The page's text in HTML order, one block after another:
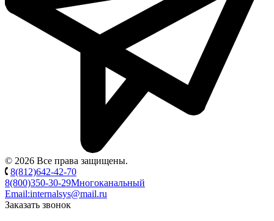
© 2026 Все права защищены.
8(812)642-42-70
8(800)350-30-29Многоканальный
Email:internalsys@mail.ru
Заказать звонок